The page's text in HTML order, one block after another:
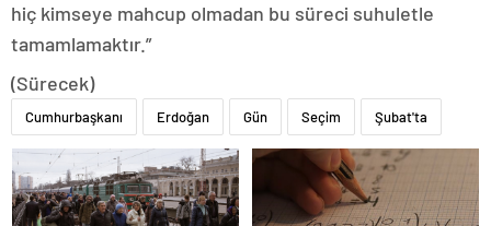
hiç kimseye mahcup olmadan bu süreci suhuletle
tamamlamaktır.”
(Sürecek)
Cumhurbaşkanı Erdoğan Gün Seçim Şubat'ta